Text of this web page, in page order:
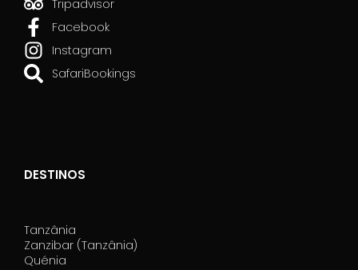
Tripadvisor
Facebook
Instagram
SafariBookings
DESTINOS
Tanzânia
Zanzibar (Tanzânia)
Quénia